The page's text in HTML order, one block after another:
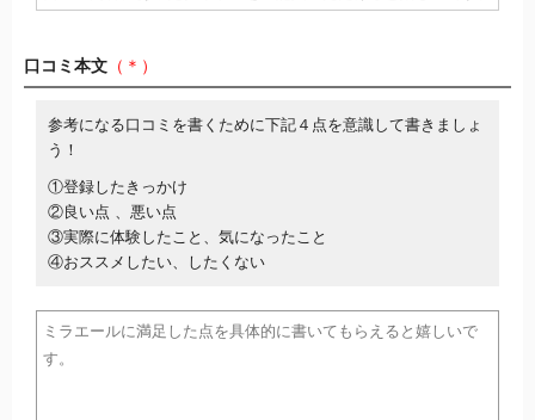
口コミ本文 （＊）
参考になる口コミを書くために下記４点を意識して書きましょ
う！
①登録したきっかけ
②良い点 、悪い点
③実際に体験したこと、気になったこと
④おススメしたい、したくない